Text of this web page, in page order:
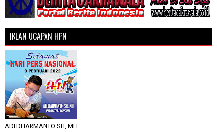
IKLAN UCAPAN HPN
ADI DHARMANTO SH, MH